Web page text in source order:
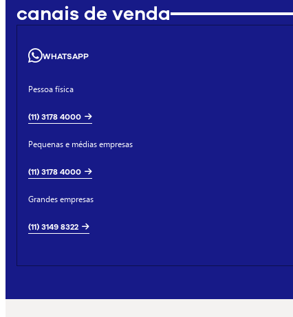
canais de venda
WHATSAPP
Pessoa física
(11) 3178 4000
Pequenas e médias empresas
(11) 3178 4000
Grandes empresas
(11) 3149 8322